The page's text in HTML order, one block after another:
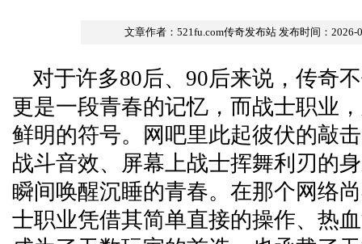
文章作者：521fu.com传奇发布站 发布时间：2026-
对于许多80后、90后来说，传奇
更是一段青春的记忆，而战士职业
鲜明的符号。网吧里此起彼伏的敲
战斗音效、屏幕上战士挥舞利刃的
瞬间唤醒沉睡的青春。在那个网络
士职业凭借其简单直接的操作、热